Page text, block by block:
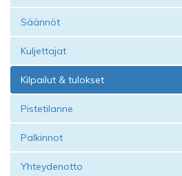
Säännöt
Kuljettajat
Kilpailut & tulokset
Pistetilanne
Palkinnot
Yhteydenotto